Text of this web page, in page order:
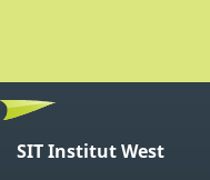
SIT Institut West